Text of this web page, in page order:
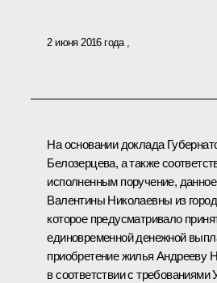
2 июня 2016 года
На основании доклада
Белозерцева, а также
исполненным поручение,
Валентины Николаевны из
которое предусматривало
единовременной денежной
приобретение жилья Андрееву
в соответствии с требованиями